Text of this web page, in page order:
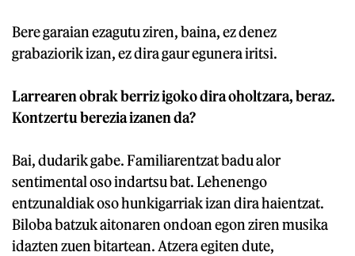
Bere garaian ezagutu ziren, baina, ez denez
grabaziorik izan, ez dira gaur egunera iritsi.
Larrearen obrak berriz igoko dira oholtzara, beraz.
Kontzertu berezia izanen da?
Bai, dudarik gabe. Familiarentzat badu alor
sentimental oso indartsu bat. Lehenengo
entzunaldiak oso hunkigarriak izan dira haientzat.
Biloba batzuk aitonaren ondoan egon ziren musika
idazten zuen bitartean. Atzera egiten dute,